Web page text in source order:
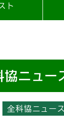
ト
協ニュー
全科協ニュース